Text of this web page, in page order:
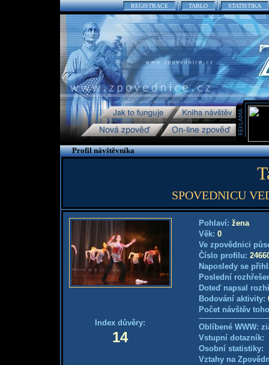
REGISTRACE TABLO STATISTIKA
Profil návštěvníka
SPOVEDNICU
Index důvěry:
14
Pohlaví: žena
Věk: 0
Ve zpovědnici
Číslo profilu:
Naposledy se
Poslední
Doteď napsal
Bodování aktivity:
Počet návštěv
Oblíbené WWW:
Vstupní
Osobní
Vztahy na